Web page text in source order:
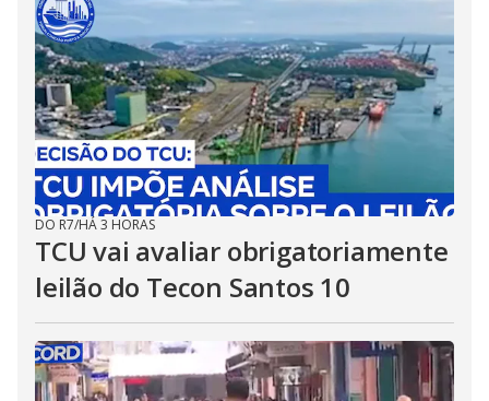
DO R7/HÁ 3 HORAS
TCU vai avaliar obrigatoriamente
leilão do Tecon Santos 10